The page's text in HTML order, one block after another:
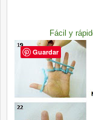
Fácil y
Guardar